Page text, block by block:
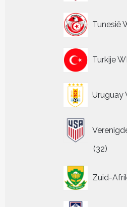
Tunesië
Turkije
Uruguay
3232
Zuid-